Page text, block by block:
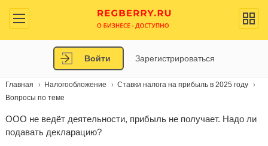
Войти Зарегистрироваться
Главная Налогообложение
Ставки налога на прибыль в 2025 году
Вопросы по теме
ООО не ведёт деятельности, прибыль не получает. Надо ли
подавать декларацию?